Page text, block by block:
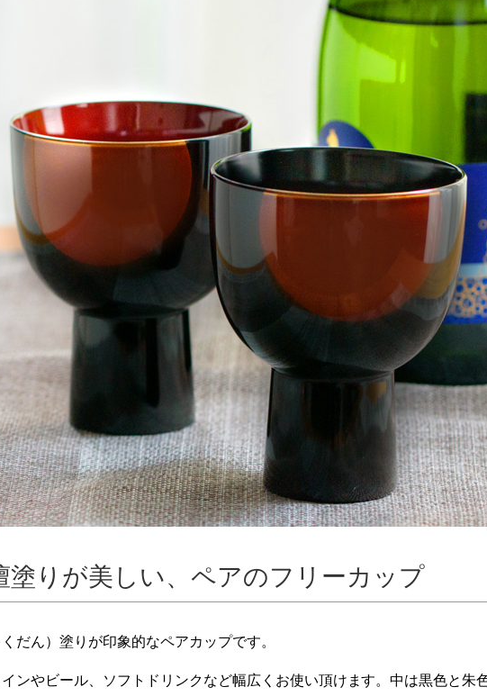
塗りが美しい、ペアのフリーカップ
だん）塗りが印象的なペアカップです。
ンやビール、ソフトドリンクなど幅広くお使い頂けます。中は黒色と朱